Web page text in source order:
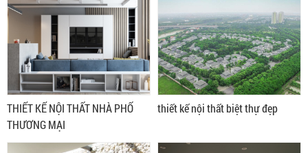
THIẾT KẾ NỘI THẤT NHÀ PHỐ
THƯƠNG MẠI
thiết kế nội thất biệt thự đẹp